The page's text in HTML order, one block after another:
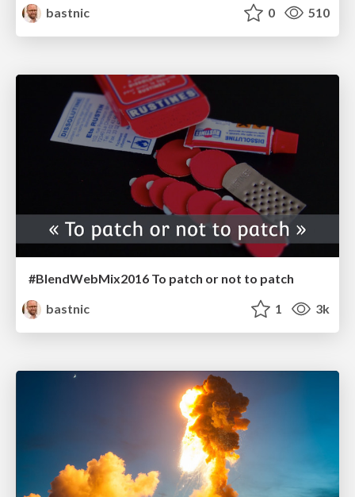
bastnic
0 510
#BlendWebMix2016 To patch or not to patch
bastnic
1 3k